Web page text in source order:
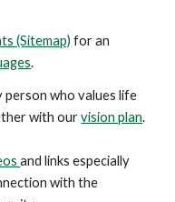
(Sitemap) for an
.
person who values life
with ourvision plan.
and links especially
with the